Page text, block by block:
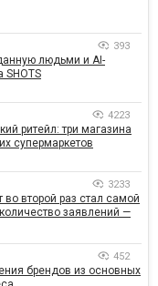
393
людьми и AI-
SHOTS
4223
ритейл: три магазина
супермаркетов
3233
второй раз стал самой
заявлений —
452
брендов из основных